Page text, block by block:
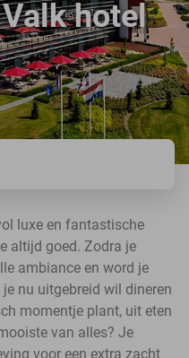
deals
hotel
luxe en fantastische
altijd goed. Zodra je
ambiance en word je
nu uitgebreid wil dineren
momentje plant, uit eten
van alles? Je
voor een extra zacht